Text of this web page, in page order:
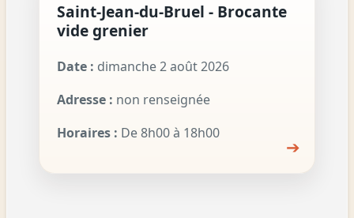
Saint-Jean-du-Bruel - Brocante
vide grenier
Date : dimanche 2 août 2026
Adresse : non renseignée
Horaires : De 8h00 à 18h00
➔